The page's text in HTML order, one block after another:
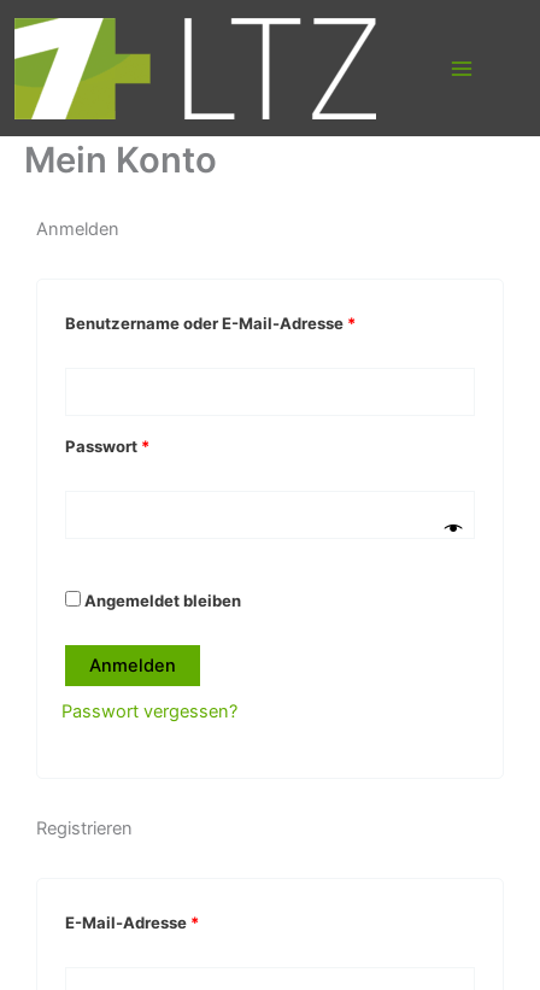
Zum
springen
Mein Konto
Anmelden
Benutzername oder E-Mail-Adresse *
Passwort *
Angemeldet bleiben
Anmelden
Passwort vergessen?
Registrieren
E-Mail-Adresse *
nach: